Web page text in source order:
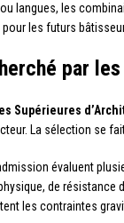
langues, les
les futurs
par
Supérieures
La sélection se
évaluent
de
les contraintes